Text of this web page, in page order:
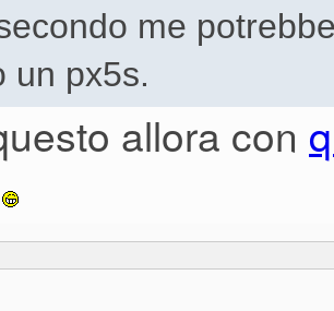
me
un px5s.
allora con